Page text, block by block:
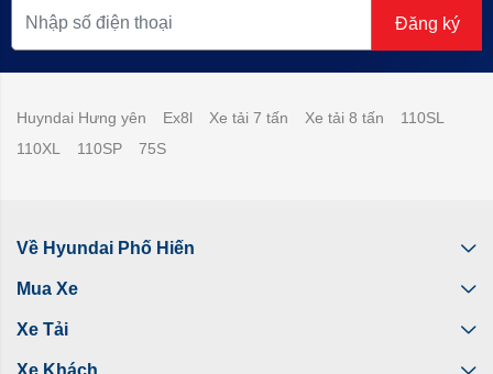
Đăng ký
Huyndai Hưng yên Ex8l Xe tải 7 tấn Xe tải 8 tấn
110SL
110XL
110SP 75S
Về Hyundai Phố Hiến
Mua Xe
Xe Tải
Xe Khách